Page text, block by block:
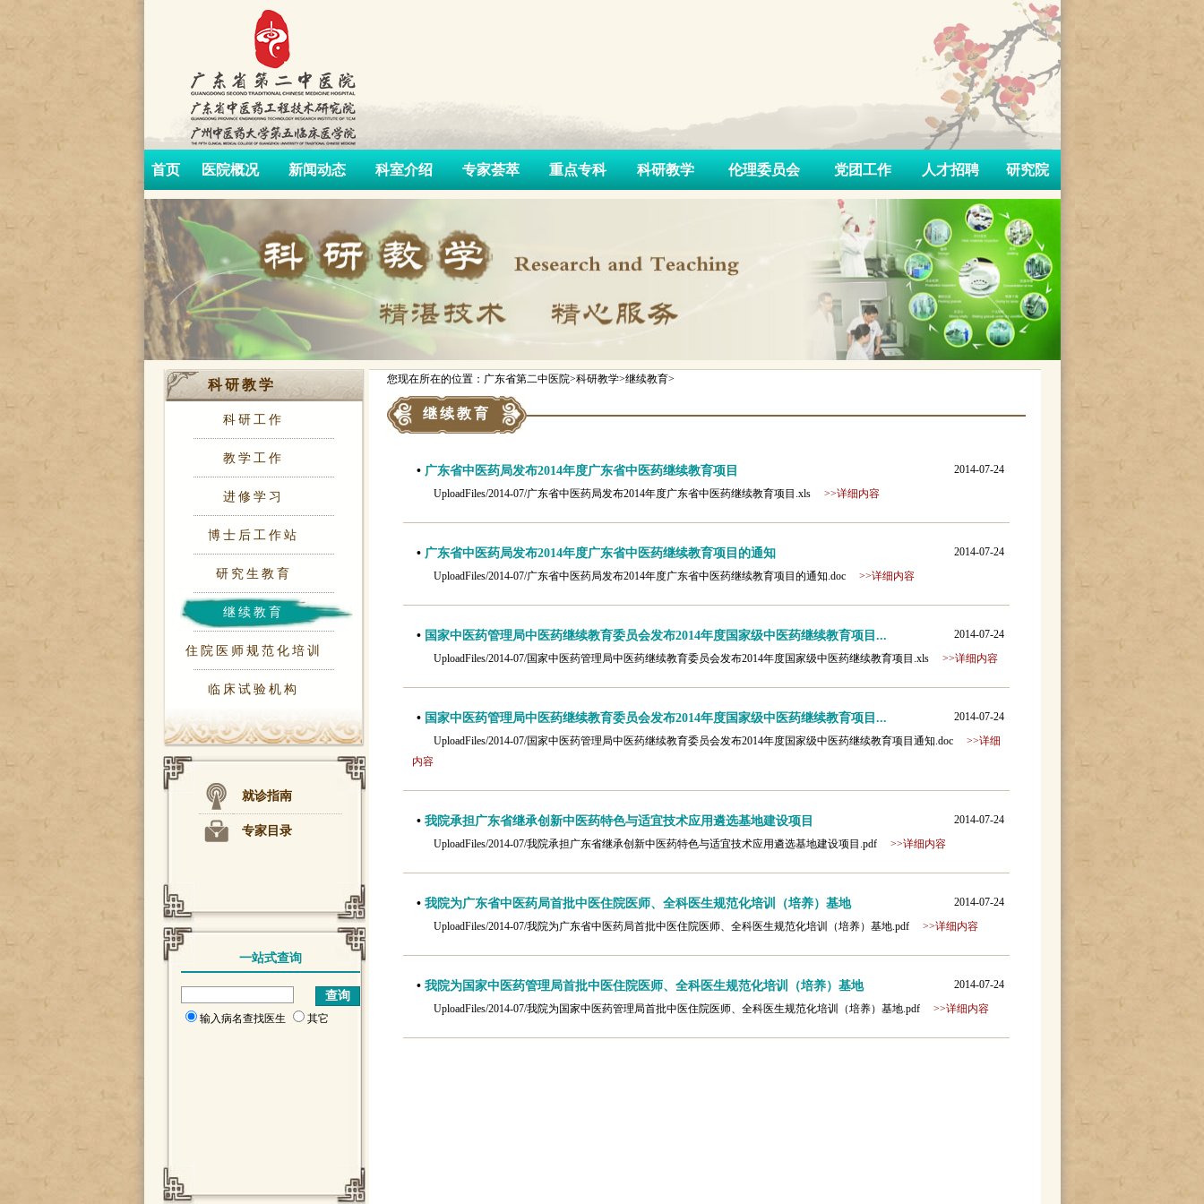
首页 医院概况 新闻动态 科室介绍 专家荟萃 重点专科 科研教学 伦理委员会 党团工作 人才招聘 研究院
科研教学
科研工作
教学工作
进修学习
博士后工作站
研究生教育
继续教育
住院医师规范化培训
临床试验机构
就诊指南
专家目录
一站式查询
输入病名查找医生 其它
您现在所在的位置：广东省第二中医院>科研教学>继续教育>
继续教育
• 广东省中医药局发布2014年度广东省中医药继续教育项目
2014-07-24
UploadFiles/2014-07/广东省中医药局发布2014年度广东省中医药继续教育项目.xls >>详细内容
• 广东省中医药局发布2014年度广东省中医药继续教育项目的通知
2014-07-24
UploadFiles/2014-07/广东省中医药局发布2014年度广东省中医药继续教育项目的通知.doc >>详细内容
• 国家中医药管理局中医药继续教育委员会发布2014年度国家级中医药继续教育项目...
2014-07-24
UploadFiles/2014-07/国家中医药管理局中医药继续教育委员会发布2014年度国家级中医药继续教育项目.xls >>详细内容
• 国家中医药管理局中医药继续教育委员会发布2014年度国家级中医药继续教育项目...
2014-07-24
UploadFiles/2014-07/国家中医药管理局中医药继续教育委员会发布2014年度国家级中医药继续教育项目通知.doc >>详细
内容
• 我院承担广东省继承创新中医药特色与适宜技术应用遴选基地建设项目
2014-07-24
UploadFiles/2014-07/我院承担广东省继承创新中医药特色与适宜技术应用遴选基地建设项目.pdf >>详细内容
• 我院为广东省中医药局首批中医住院医师、全科医生规范化培训（培养）基地
2014-07-24
UploadFiles/2014-07/我院为广东省中医药局首批中医住院医师、全科医生规范化培训（培养）基地.pdf >>详细内容
• 我院为国家中医药管理局首批中医住院医师、全科医生规范化培训（培养）基地
2014-07-24
UploadFiles/2014-07/我院为国家中医药管理局首批中医住院医师、全科医生规范化培训（培养）基地.pdf >>详细内容